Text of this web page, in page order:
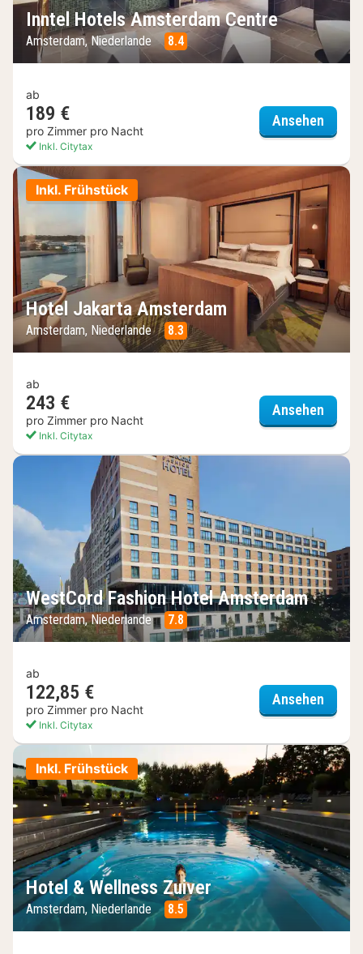
Inntel Hotels Amsterdam Centre
Amsterdam, Niederlande 8.4
ab
189 €
pro Zimmer pro Nacht
Inkl. Citytax
Ansehen
Inkl. Frühstück
Hotel Jakarta Amsterdam
Amsterdam, Niederlande 8.3
ab
243 €
pro Zimmer pro Nacht
Inkl. Citytax
Ansehen
WestCord Fashion Hotel Amsterdam
Amsterdam, Niederlande 7.8
ab
122,85 €
pro Zimmer pro Nacht
Inkl. Citytax
Ansehen
Inkl. Frühstück
Hotel & Wellness Zuiver
Amsterdam, Niederlande 8.5